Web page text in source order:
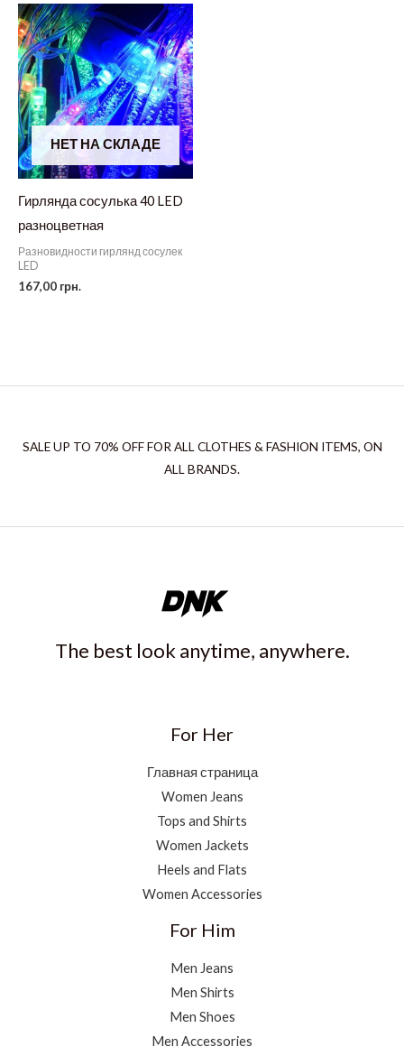
НЕТ НА СКЛАДЕ
Гирлянда сосулька 40 LED
разноцветная
Разновидности гирлянд сосулек
LED
167,00 грн.
SALE UP TO 70% OFF FOR ALL CLOTHES & FASHION ITEMS, ON
ALL BRANDS.
The best look anytime, anywhere.
For Her
Главная страница
Women Jeans
Tops and Shirts
Women Jackets
Heels and Flats
Women Accessories
For Him
Men Jeans
Men Shirts
Men Shoes
Men Accessories